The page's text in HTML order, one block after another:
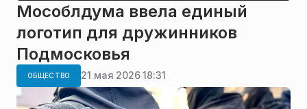
Мособлдума ввела единый
логотип для дружинников
Подмосковья
ОБЩЕСТВО 21 мая 2026 18:31